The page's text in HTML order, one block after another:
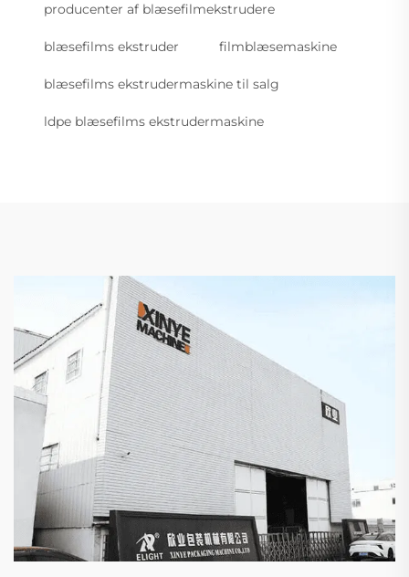
producenter af blæsefilmekstrudere
blæsefilms ekstruder filmblæsemaskine
blæsefilms ekstrudermaskine til salg
ldpe blæsefilms ekstrudermaskine